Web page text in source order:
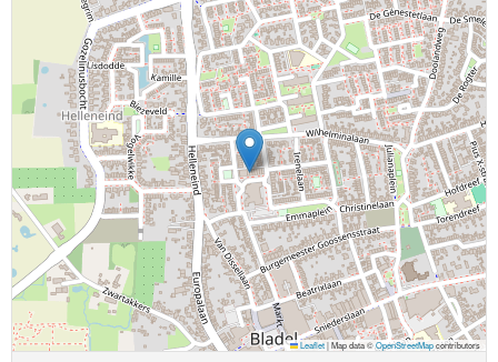
Leaflet|Map data ©OpenStreetMapcontributors